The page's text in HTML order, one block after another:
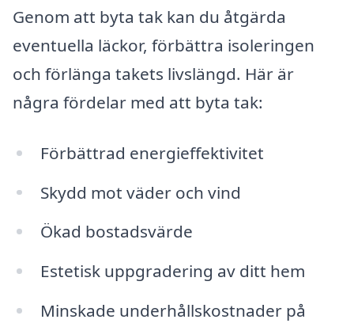
Genom att byta tak kan du åtgärda
eventuella läckor, förbättra isoleringen
och förlänga takets livslängd. Här är
några fördelar med att byta tak:
Förbättrad energieffektivitet
Skydd mot väder och vind
Ökad bostadsvärde
Estetisk uppgradering av ditt hem
Minskade underhållskostnader på